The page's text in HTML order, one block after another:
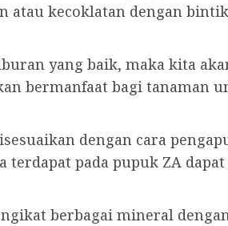
atau kecoklatan dengan
yang baik, maka kita
bermanfaat bagi tanaman
dengan cara
terdapat pada pupuk ZA
berbagai mineral